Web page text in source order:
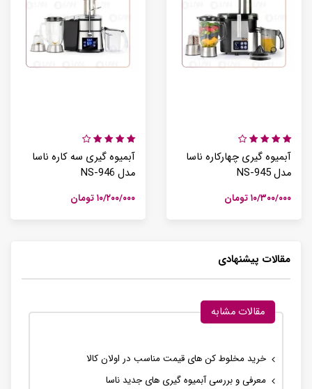
آبمیوه گیری سه کاره ناسا
مدل NS-946
۱۰/۲۰۰/۰۰۰ تومان
آبمیوه گیری چهارکاره ناسا
مدل NS-945
۱۰/۳۰۰/۰۰۰ تومان
مقالات پیشنهادی
مقالات مشابه
خرید مخلوط کن های قیمت مناسب در اولان کالا
معرفی و بررسی آبمیوه گیری های جدید ناسا